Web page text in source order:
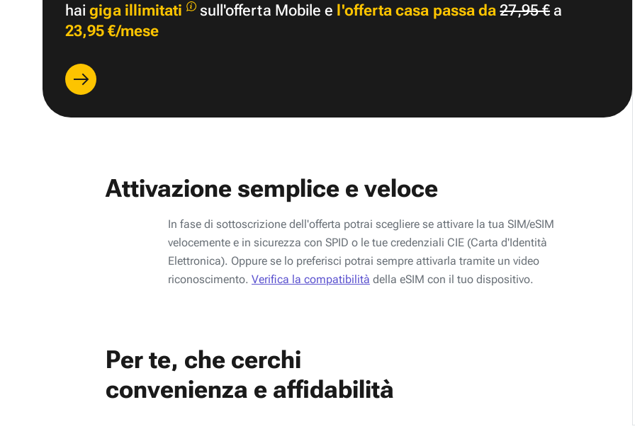
haigiga illimitati sull'offerta Mobile e l'offerta casa passa da 27,95 €a
23,95 €/mese
Attivazione semplice e veloce
In fase di sottoscrizione dell'offerta potrai scegliere se attivare la tua SIM/eSIM
velocemente e in sicurezza con SPID o le tue credenziali CIE (Carta d'Identità
Elettronica). Oppure se lo preferisci potrai sempre attivarla tramite un video
riconoscimento. Verifica la compatibilità della eSIM con il tuo dispositivo.
Per te, che cerchi
convenienza e affidabilità